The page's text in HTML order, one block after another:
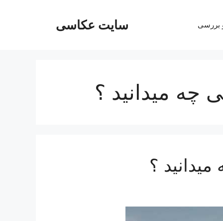
سایت عکاسی بررسی
چه میدانید ؟
؟